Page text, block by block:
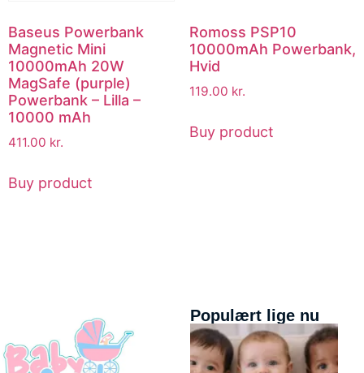
Baseus Powerbank
Magnetic Mini
10000mAh 20W
MagSafe (purple)
Powerbank – Lilla –
10000 mAh
411.00 kr.
Buy product
Romoss PSP10
10000mAh Powerbank,
Hvid
119.00 kr.
Buy product
Populært lige nu